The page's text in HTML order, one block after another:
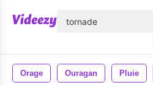
Orage Ouragan Pluie